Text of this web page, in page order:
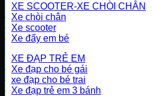
XE SCOOTER-XE CHÒI CHÂN
Xe chòi chân
Xe scooter
Xe đẩy em bé
XE ĐẠP TRẺ EM
Xe đạp cho bé gái
xe đạp cho bé trai
Xe đạp trẻ em 3 bánh